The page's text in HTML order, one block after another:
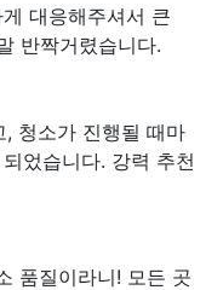
대응해주셔서 큰
반짝거렸습니다.
청소가 진행될 때마
었습니다. 강력 추천
품질이라니! 모든 곳